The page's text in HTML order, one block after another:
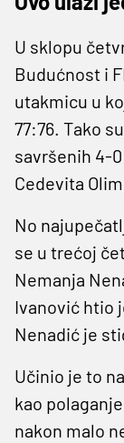
U sklopu
Budućnost i
utakmicu u
77:76. Tako
savršenih 4-
Cedevita
No
se u trećoj
Nemanja
Ivanović htio
Nenadić je
Učinio je to
kao
nakon malo